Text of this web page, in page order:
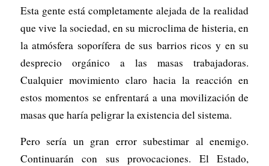
Esta gente está completamente alejada de la realidad
que vive la sociedad, en su microclima de histeria, en
la atmósfera soporífera de sus barrios ricos y en su
desprecio orgánico a las masas trabajadoras.
Cualquier movimiento claro hacia la reacción en
estos momentos se enfrentará a una movilización de
masas que haría peligrar la existencia del sistema.
Pero sería un gran error subestimar al enemigo.
Continuarán con sus provocaciones. El Estado,